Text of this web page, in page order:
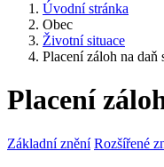
Úvodní stránka
Obec
Životní situace
Placení záloh na daň
Placení
Základní znění Rozšířené